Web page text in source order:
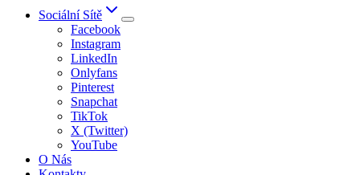
Sociální Sítě
Facebook
Instagram
LinkedIn
Onlyfans
Pinterest
Snapchat
TikTok
X (Twitter)
YouTube
O Nás